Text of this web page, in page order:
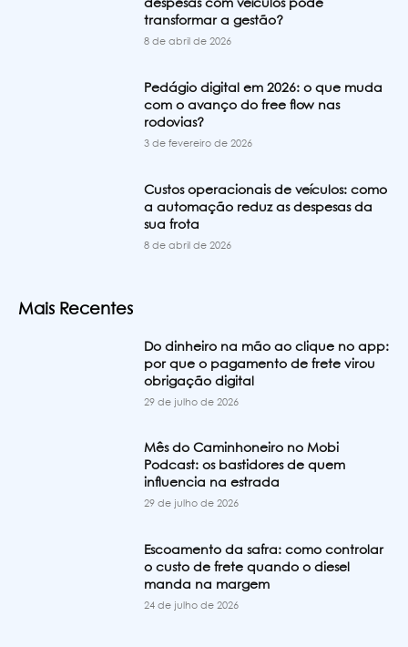
despesas com veículos pode
transformar a gestão?
8 de abril de 2026
Pedágio digital em 2026: o que muda
com o avanço do free flow nas
rodovias?
3 de fevereiro de 2026
Custos operacionais de veículos: como
a automação reduz as despesas da
sua frota
8 de abril de 2026
Mais Recentes
Do dinheiro na mão ao clique no app:
por que o pagamento de frete virou
obrigação digital
29 de julho de 2026
Mês do Caminhoneiro no Mobi
Podcast: os bastidores de quem
influencia na estrada
29 de julho de 2026
Escoamento da safra: como controlar
o custo de frete quando o diesel
manda na margem
24 de julho de 2026